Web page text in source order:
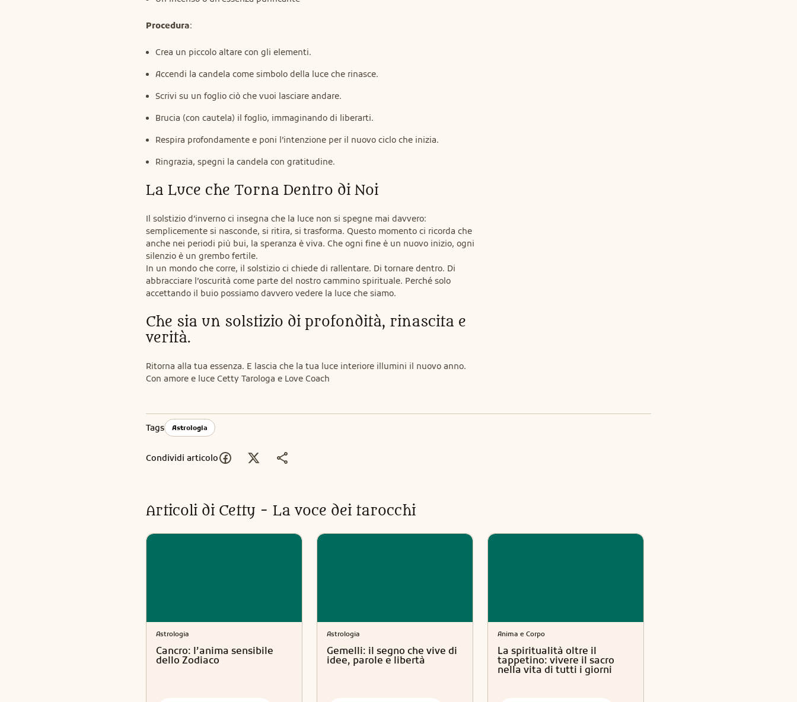
Procedura:
Crea un piccolo altare con gli elementi.
Accendi la candela come simbolo della luce che rinasce.
Scrivi su un foglio ciò che vuoi lasciare andare.
Brucia (con cautela) il foglio, immaginando di liberarti.
Respira profondamente e poni l’intenzione per il nuovo ciclo che inizia.
Ringrazia, spegni la candela con gratitudine.
La Luce che Torna Dentro di Noi
Il solstizio d’inverno ci insegna che la luce non si spegne mai davvero:
semplicemente si nasconde, si ritira, si trasforma. Questo momento ci ricorda che
anche nei periodi più bui, la speranza è viva. Che ogni fine è un nuovo inizio, ogni
silenzio è un grembo fertile.
In un mondo che corre, il solstizio ci chiede di rallentare. Di tornare dentro. Di
abbracciare l’oscurità come parte del nostro cammino spirituale. Perché solo
accettando il buio possiamo davvero vedere la luce che siamo.
Che sia un solstizio di profondità, rinascita e
verità.
Ritorna alla tua essenza. E lascia che la tua luce interiore illumini il nuovo anno.
Con amore e luce Cetty Tarologa e Love Coach
Tags Astrologia
Condividi articolo
Articoli di Cetty - La voce dei tarocchi
Astrologia
Cancro: l’anima sensibile
dello Zodiaco
Astrologia
Gemelli: il segno che vive di
idee, parole e libertà
Anima e Corpo
La spiritualità oltre il
tappetino: vivere il sacro
nella vita di tutti i giorni